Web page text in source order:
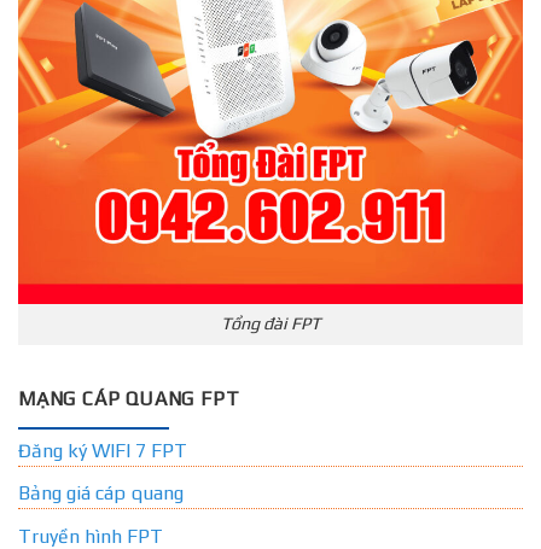
Tổng đài FPT
MẠNG CÁP QUANG FPT
Đăng ký WIFI 7 FPT
Bảng giá cáp quang
Truyền hình FPT